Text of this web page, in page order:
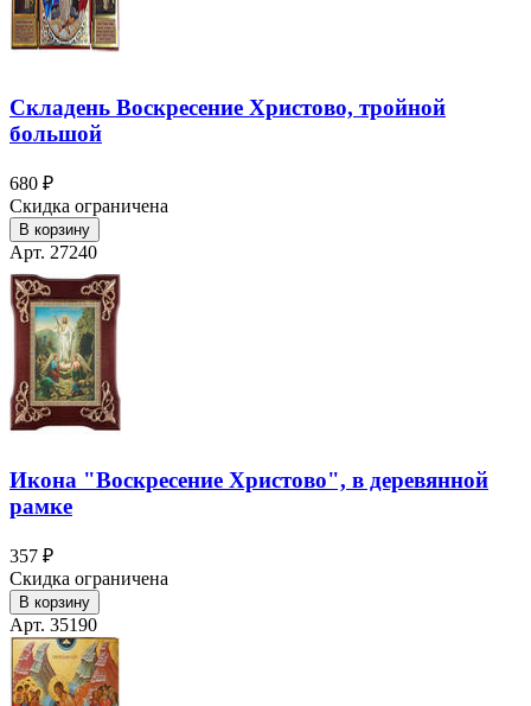
Складень Воскресение Христово, тройной
большой
680 ₽
Скидка ограничена
В корзину
Арт. 27240
Икона "Воскресение Христово", в деревянной
рамке
357 ₽
Скидка ограничена
В корзину
Арт. 35190